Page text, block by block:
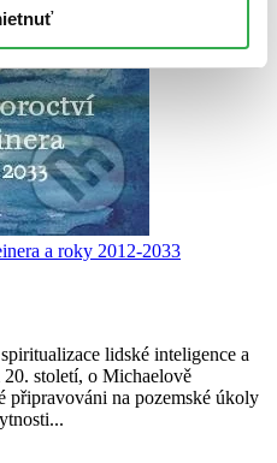
a roky 2012-2033
lidské inteligence a
století, o Michaelově
připravováni na pozemské úkoly